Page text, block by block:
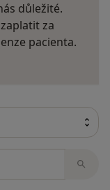
důležité.
za
pacienta.